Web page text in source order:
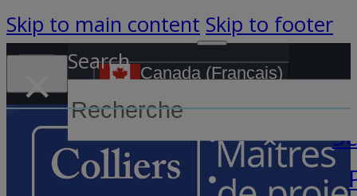
Skip to main content Skip to footer
Canada (Français)
Search
×